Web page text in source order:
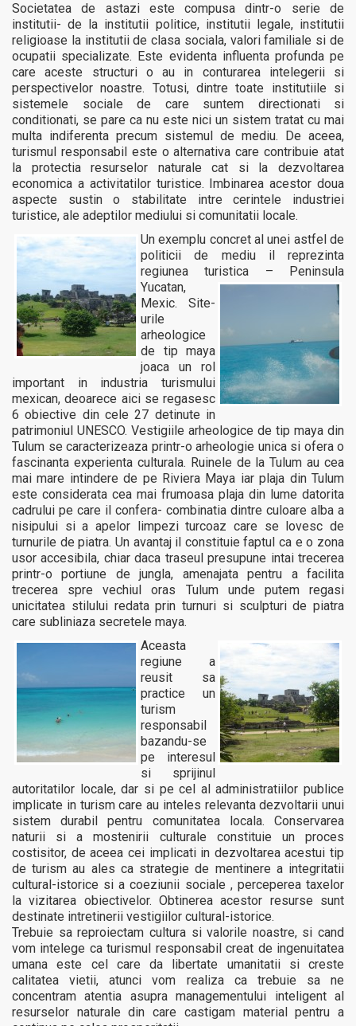
Societatea de astazi este compusa dintr-o serie de
institutii- de la institutii politice, institutii legale, institutii
religioase la institutii de clasa sociala, valori familiale si de
ocupatii specializate. Este evidenta influenta profunda pe
care aceste structuri o au in conturarea intelegerii si
perspectivelor noastre. Totusi, dintre toate institutiile si
sistemele sociale de care suntem directionati si
conditionati, se pare ca nu este nici un sistem tratat cu mai
multa indiferenta precum sistemul de mediu. De aceea,
turismul responsabil este o alternativa care contribuie atat
la protectia resurselor naturale cat si la dezvoltarea
economica a activitatilor turistice. Imbinarea acestor doua
aspecte sustin o stabilitate intre cerintele industriei
turistice, ale adeptilor mediului si comunitatii locale.
Un exemplu concret al unei astfel de
politicii de mediu il reprezinta
regiunea turistica – Peninsula
Yucatan,
Mexic. Site-
urile
arheologice
de tip maya
joaca un rol
important in industria turismului
mexican, deoarece aici se regasesc
6 obiective din cele 27 detinute in
patrimoniul UNESCO. Vestigiile arheologice de tip maya din
Tulum se caracterizeaza printr-o arheologie unica si ofera o
fascinanta experienta culturala. Ruinele de la Tulum au cea
mai mare intindere de pe Riviera Maya iar plaja din Tulum
este considerata cea mai frumoasa plaja din lume datorita
cadrului pe care il confera- combinatia dintre culoare alba a
nisipului si a apelor limpezi turcoaz care se lovesc de
turnurile de piatra. Un avantaj il constituie faptul ca e o zona
usor accesibila, chiar daca traseul presupune intai trecerea
printr-o portiune de jungla, amenajata pentru a facilita
trecerea spre vechiul oras Tulum unde putem regasi
unicitatea stilului redata prin turnuri si sculpturi de piatra
care subliniaza secretele maya.
Aceasta
regiune a
reusit sa
practice un
turism
responsabil
bazandu-se
pe interesul
si sprijinul
autoritatilor locale, dar si pe cel al administratiilor publice
implicate in turism care au inteles relevanta dezvoltarii unui
sistem durabil pentru comunitatea locala. Conservarea
naturii si a mostenirii culturale constituie un proces
costisitor, de aceea cei implicati in dezvoltarea acestui tip
de turism au ales ca strategie de mentinere a integritatii
cultural-istorice si a coeziunii sociale , perceperea taxelor
la vizitarea obiectivelor. Obtinerea acestor resurse sunt
destinate intretinerii vestigiilor cultural-istorice.
Trebuie sa reproiectam cultura si valorile noastre, si cand
vom intelege ca turismul responsabil creat de ingenuitatea
umana este cel care da libertate umanitatii si creste
calitatea vietii, atunci vom realiza ca trebuie sa ne
concentram atentia asupra managementului inteligent al
resurselor naturale din care castigam material pentru a